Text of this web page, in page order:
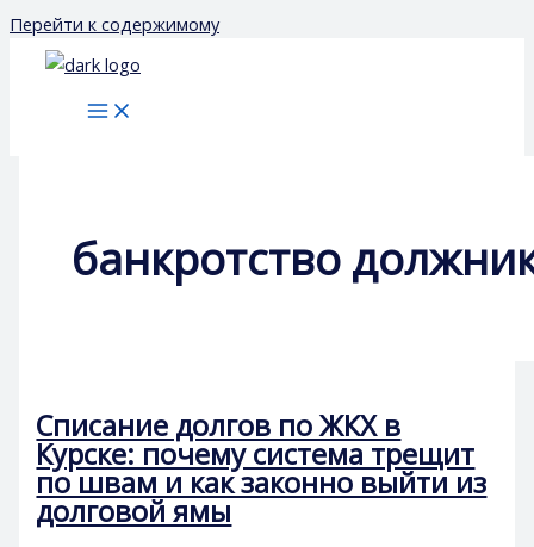
Перейти к содержимому
банкротство
Списание долгов по ЖКХ в
Курске: почему система трещит
по швам и как законно выйти из
долговой ямы